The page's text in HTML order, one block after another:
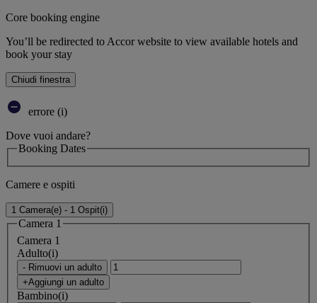
Core booking engine
You’ll be redirected to Accor website to view available hotels and
book your stay
Chiudi finestra
errore (i)
Dove vuoi andare?
Booking Dates
Camere e ospiti
1 Camera(e) - 1 Ospit(i)
Camera 1
Camera 1
Adulto(i)
- Rimuovi un adulto
+Aggiungi un adulto
Bambino(i)